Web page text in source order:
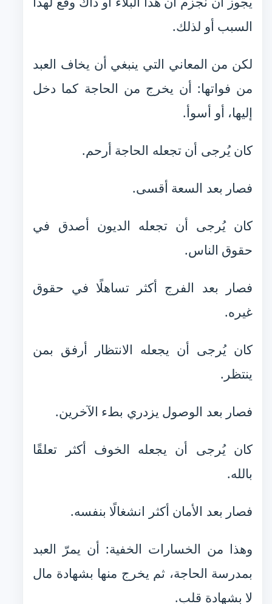
السبب أو لذلك.
لكن من المعاني التي ينبغي أن يخاف العبد
من فواتها: أن يخرج من الحاجة كما دخل
إليها، أو أسوأ.
كان يُرجى أن تجعله الحاجة أرحم.
فصار بعد السعة أقسى.
كان يُرجى أن تجعله الديون أصدق في
حقوق الناس.
فصار بعد الفرج أكثر تساهلًا في حقوق
غيره.
كان يُرجى أن يجعله الانتظار أرفق بمن
ينتظر.
فصار بعد الوصول يزدري بطء الآخرين.
كان يُرجى أن يجعله الخوف أكثر تعلقًا
بالله.
فصار بعد الأمان أكثر انشغالًا بنفسه.
وهذا من الخسارات الخفية: أن يمرّ العبد
بمدرسة الحاجة، ثم يخرج منها بشهادة مال
لا بشهادة قلب.